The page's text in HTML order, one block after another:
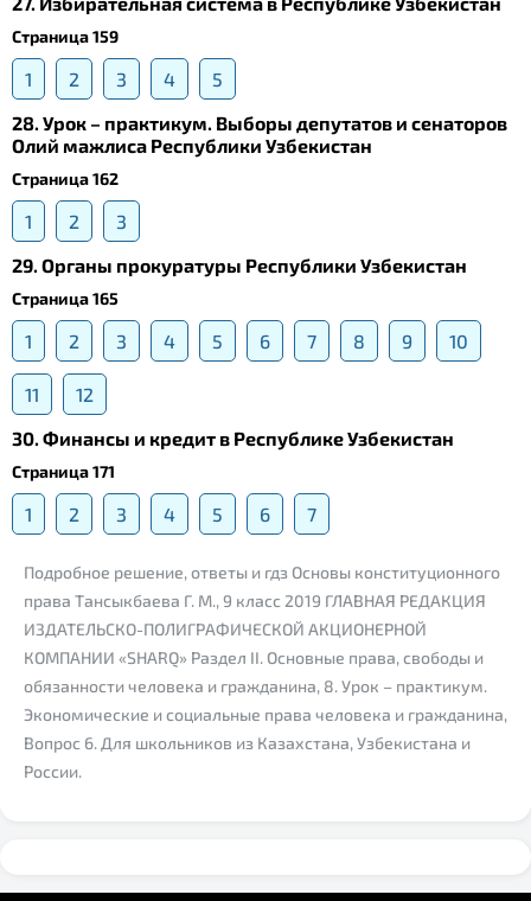
Страница 159
1 2 3 4
5
28. Урок – практикум. Выборы депутатов и сенаторов
Олий мажлиса Республики Узбекистан
Страница 162
1 2
3
29. Органы прокуратуры Республики Узбекистан
Страница 165
1 2 3 4 5 6 7 8 9 10
11
12
30. Финансы и кредит в Республике Узбекистан
Страница 171
1 2 3 4 5 6 7
Подробное решение, ответы и гдз Основы конституционного
права Тансыкбаева Г. М., 9 класс 2019 ГЛАВНАЯ РЕДАКЦИЯ
ИЗДАТЕЛЬСКО-ПОЛИГРАФИЧЕСКОЙ АКЦИОНЕРНОЙ
КОМПАНИИ «SHARQ» Раздел II. Основные права, свободы и
обязанности человека и гражданина, 8. Урок – практикум.
Экономические и социальные права человека и гражданина,
Вопрос 6. Для школьников из Казахстана, Узбекистана и
России.